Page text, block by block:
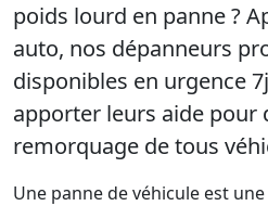
poids lourd en panne ?
auto, nos dépanneurs
disponibles en urgence
apporter leurs aide pour
remorquage de tous
Une panne de véhicule est